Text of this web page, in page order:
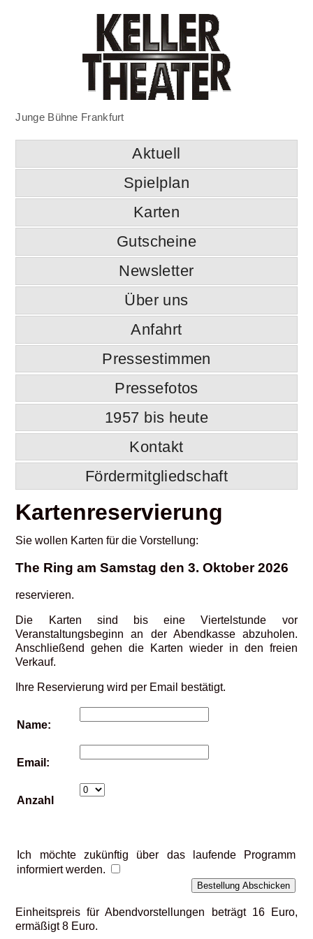
Junge Bühne Frankfurt
Aktuell
Spielplan
Karten
Gutscheine
Newsletter
Über uns
Anfahrt
Pressestimmen
Pressefotos
1957 bis heute
Kontakt
Fördermitgliedschaft
Kartenreservierung
Sie wollen Karten für die Vorstellung:
The Ring am Samstag den 3. Oktober 2026
reservieren.
Die Karten sind bis eine Viertelstunde vor
Veranstaltungsbeginn an der Abendkasse abzuholen.
Anschließend gehen die Karten wieder in den freien
Verkauf.
Ihre Reservierung wird per Email bestätigt.
Name:
Email:
Anzahl
Ich möchte zukünftig über das laufende Programm
informiert werden.
Einheitspreis für Abendvorstellungen beträgt 16 Euro,
ermäßigt 8 Euro.